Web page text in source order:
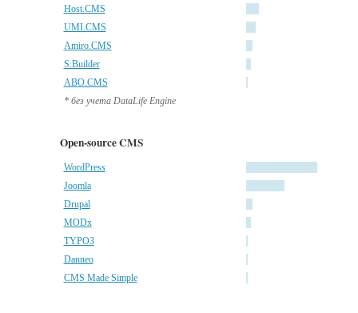
Host.CMS
UMI.CMS
Amiro.CMS
S.Builder
ABO.CMS
* без учета DataLife Engine
Open-source CMS
WordPress
Joomla
Drupal
MODx
TYPO3
Danneo
CMS Made Simple